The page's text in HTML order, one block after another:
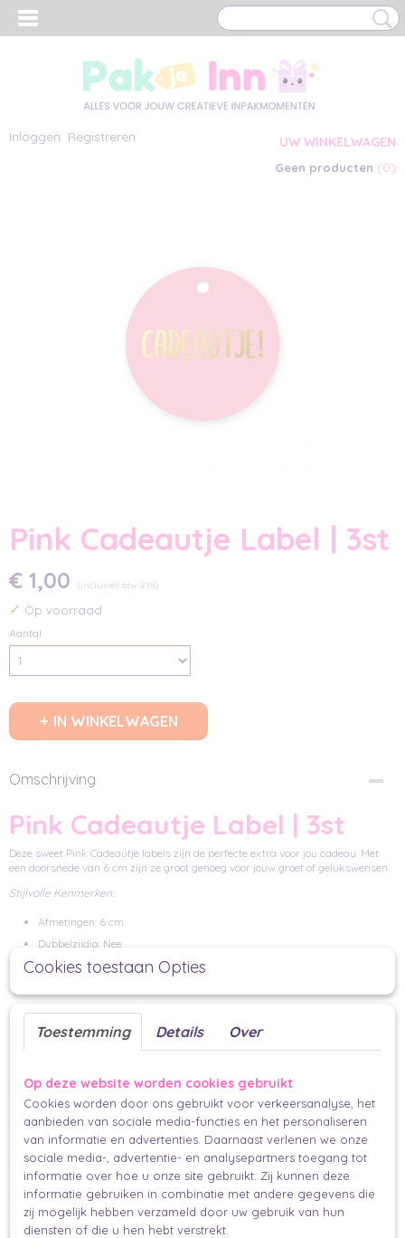
Inloggen Registreren UW WINKELWAGEN
Geen producten (0)
Pink Cadeautje Label | 3st
€ 1,00 (inclusief btw 21%)
✓ Op voorraad
Aantal
IN WINKELWAGEN
Omschrijving
Pink Cadeautje Label | 3st
Deze sweet Pink Cadeautje labels zijn de perfecte extra voor jou cadeau. Met
een doorsnede van 6 cm zijn ze groot genoeg voor jouw groet of gelukswensen.
Stijlvolle Kenmerken:
Afmetingen: 6 cm
Dubbelzijdig: Nee
Inclusief gaatje voor bevestiging met
Toepassingen:
Maak van elk cadeau een meesterwerk met deze labels.
Snel en moeiteloos te bevestigen aan geschenken, bloemen, flessen, en
meer.
Inhoud van de Set:
Set van 3 stuks
Breng jouw unieke stijl tot leven met deze unieke labels en voeg een
persoonlijke touch toe aan ieder geschenk! ????️✨
Ready to make your gifts pop?
Cookies toestaan Opties
Toestemming Details Over
Op deze website worden cookies gebruikt
Cookies worden door ons gebruikt voor verkeersanalyse, het
aanbieden van sociale media-functies en het personaliseren
van informatie en advertenties. Daarnaast verlenen we onze
sociale media-, advertentie- en analysepartners toegang tot
informatie over hoe u onze site gebruikt. Zij kunnen deze
informatie gebruiken in combinatie met andere gegevens die
zij mogelijk hebben verzameld door uw gebruik van hun
diensten of die u hen hebt verstrekt.